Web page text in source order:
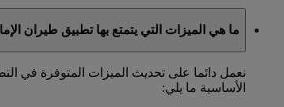
ما هي الميزات التي يتمتع بها تطبيق طيران
نعمل دائما على تحديث الميزات المتوفرة في
الأساسية ما يلي: